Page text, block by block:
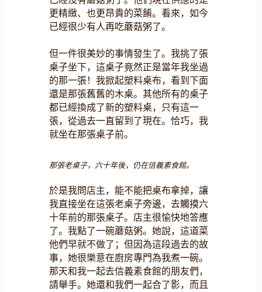
更精緻、也更昂貴的菜餚。看來，如今
已經很少有人再吃蘑菇粥了。
但一件很美妙的事情發生了。我挑了張
桌子坐下，這桌子竟然正是當年我坐過
的那一張！我掀起塑料桌布，看到下面
還是那張舊舊的木桌。其他所有的桌子
都已經換成了新的塑料桌，只有這一
張，從過去一直留到了現在。恰巧，我
就坐在那張桌子前。
那張老桌子，六十年後，仍在信義素食館。
於是我問店主，能不能把桌布拿掉，讓
我直接坐在這張老桌子旁邊，去觸摸六
十年前的那張桌子。店主很愉快地答應
了。我點了一碗蘑菇粥。她說，這道菜
他們早就不做了；但因為這段過去的故
事，她很樂意在廚房專門為我煮一碗。
那天和我一起去信義素食館的朋友們，
請舉手。她還和我們一起合了影，而且